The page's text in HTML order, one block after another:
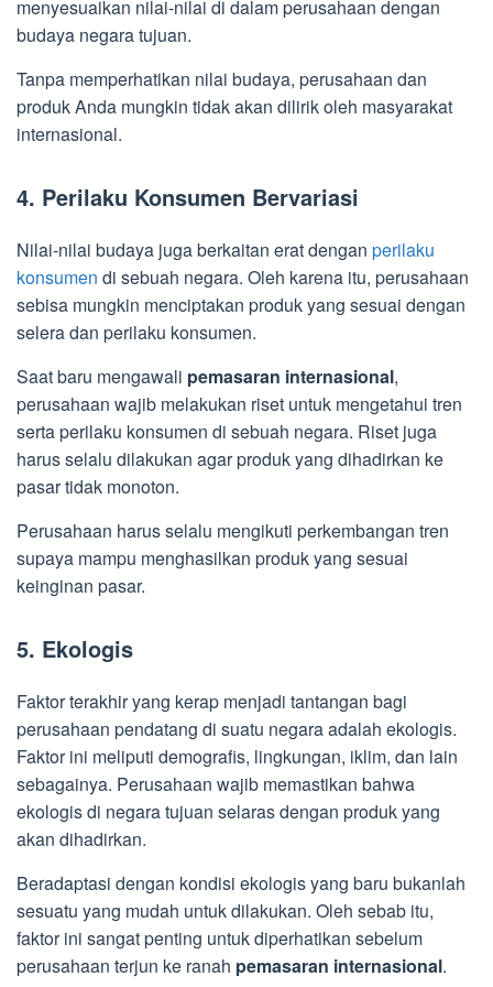
menyesuaikan nilai-nilai di dalam perusahaan dengan
budaya negara tujuan.
Tanpa memperhatikan nilai budaya, perusahaan dan
produk Anda mungkin tidak akan dilirik oleh masyarakat
internasional.
4. Perilaku Konsumen Bervariasi
Nilai-nilai budaya juga berkaitan erat dengan perilaku
konsumen di sebuah negara. Oleh karena itu, perusahaan
sebisa mungkin menciptakan produk yang sesuai dengan
selera dan perilaku konsumen.
Saat baru mengawali pemasaran internasional,
perusahaan wajib melakukan riset untuk mengetahui tren
serta perilaku konsumen di sebuah negara. Riset juga
harus selalu dilakukan agar produk yang dihadirkan ke
pasar tidak monoton.
Perusahaan harus selalu mengikuti perkembangan tren
supaya mampu menghasilkan produk yang sesuai
keinginan pasar.
5. Ekologis
Faktor terakhir yang kerap menjadi tantangan bagi
perusahaan pendatang di suatu negara adalah ekologis.
Faktor ini meliputi demografis, lingkungan, iklim, dan lain
sebagainya. Perusahaan wajib memastikan bahwa
ekologis di negara tujuan selaras dengan produk yang
akan dihadirkan.
Beradaptasi dengan kondisi ekologis yang baru bukanlah
sesuatu yang mudah untuk dilakukan. Oleh sebab itu,
faktor ini sangat penting untuk diperhatikan sebelum
perusahaan terjun ke ranah pemasaran internasional.